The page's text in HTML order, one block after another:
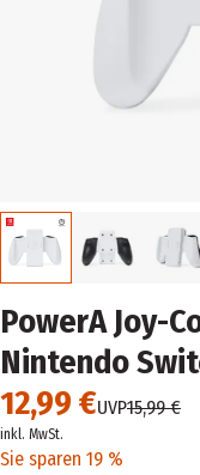
PowerA Joy-
Nintendo
12,99 €UVP15,99 €
inkl. MwSt.
Sie sparen 19 %